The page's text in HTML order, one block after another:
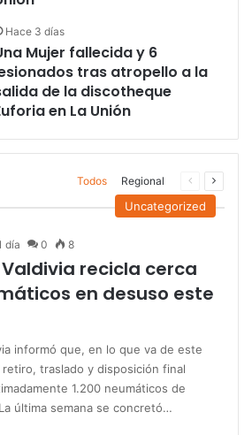
Hace 3 días
Mujer fallecida y 6
tras atropello a la
de la discotheque
en La Unión
Todos Regional
Página
anterior
Página
Uncategorized
día 0 8
recicla cerca
en desuso este
informó que, en lo que va de este
traslado y disposición final
1.200 neumáticos de
última semana se concretó…